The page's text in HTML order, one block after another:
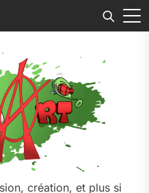
création, et plus si